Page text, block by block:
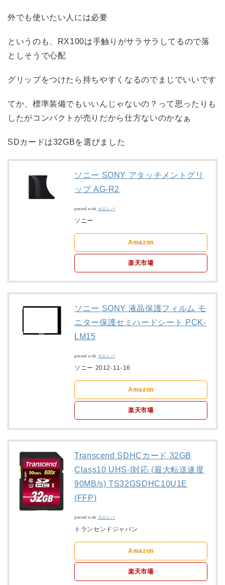
外でも使いたい人には必要
というのも、RX100は手触りがサラサラしてるので落
としそうで心配
グリップをつけたら持ちやすくなるのでまじでいいです
てか、標準装備でもいいんじゃないの？って思ったりも
したがコンパクトが売りだから仕方ないのかなぁ
SDカードは32GBを選びました
ソニー SONY アタッチメントグリ
ップ AG-R2
posted with カエレバ
ソニー
Amazon
楽天市場
ソニー SONY 液晶保護フィルム モ
ニター保護セミハードシート PCK-
LM15
posted with カエレバ
ソニー 2012-11-16
Amazon
楽天市場
Transcend SDHCカード 32GB
Class10 UHS-I対応 (最大転送速度
90MB/s) TS32GSDHC10U1E
(FFP)
posted with カエレバ
トランセンドジャパン
Amazon
楽天市場